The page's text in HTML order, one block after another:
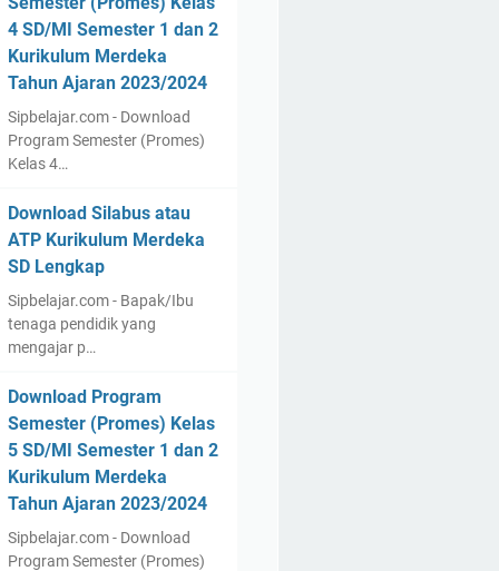
4 SD/MI Semester 1 dan 2
Kurikulum Merdeka
Tahun Ajaran 2023/2024
Sipbelajar.com - Download
Program Semester (Promes)
Kelas 4…
Download Silabus atau
ATP Kurikulum Merdeka
SD Lengkap
Sipbelajar.com - Bapak/Ibu
tenaga pendidik yang
mengajar p…
Download Program
Semester (Promes) Kelas
5 SD/MI Semester 1 dan 2
Kurikulum Merdeka
Tahun Ajaran 2023/2024
Sipbelajar.com - Download
Program Semester (Promes)